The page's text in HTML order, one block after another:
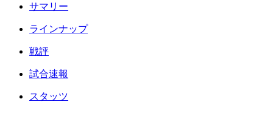
サマリー
ラインナップ
戦評
試合速報
スタッツ